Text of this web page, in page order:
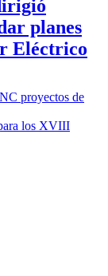
planes
Eléctrico
proyectos de
los XVIII